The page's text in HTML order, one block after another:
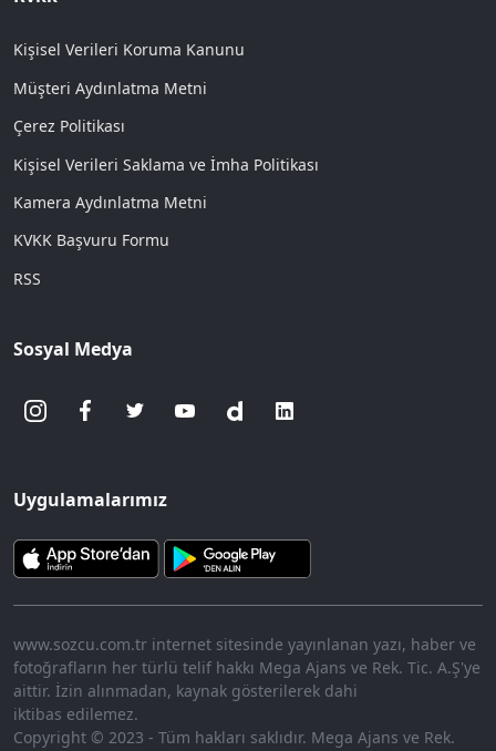
Kişisel Verileri Koruma Kanunu
Müşteri Aydınlatma Metni
Çerez Politikası
Kişisel Verileri Saklama ve İmha Politikası
Kamera Aydınlatma Metni
KVKK Başvuru Formu
RSS
Sosyal Medya
Uygulamalarımız
www.sozcu.com.tr internet sitesinde yayınlanan yazı, haber ve
fotoğrafların her türlü telif hakkı Mega Ajans ve Rek. Tic. A.Ş'ye
aittir. İzin alınmadan, kaynak gösterilerek dahi
iktibas edilemez.
Copyright © 2023 - Tüm hakları saklıdır. Mega Ajans ve Rek.